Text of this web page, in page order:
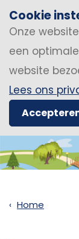
Cookie
Onze
een
website
Lees ons
Home